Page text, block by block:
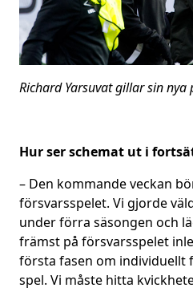
Richard Yarsuvat gillar sin nya
Hur ser schemat ut i
– Den kommande veckan
försvarsspelet. Vi gjorde
under förra säsongen och
främst på försvarsspelet
första fasen om individuellt
spel. Vi måste hitta